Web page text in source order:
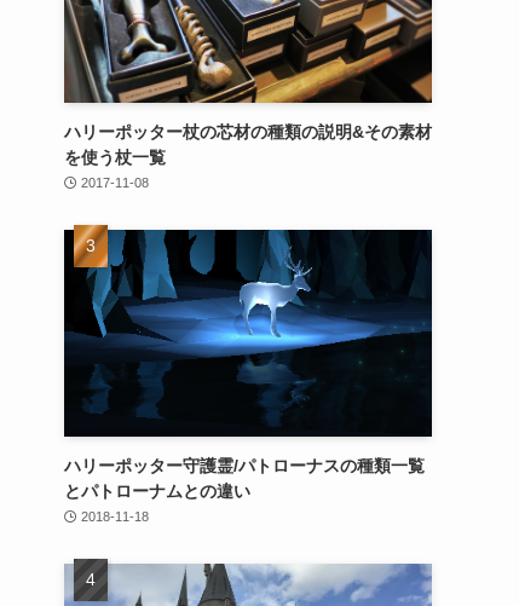
ハリーポッター杖の芯材の種類の説明&その素材
を使う杖一覧
2017-11-08
ハリーポッター守護霊/パトローナスの種類一覧
とパトローナムとの違い
2018-11-18